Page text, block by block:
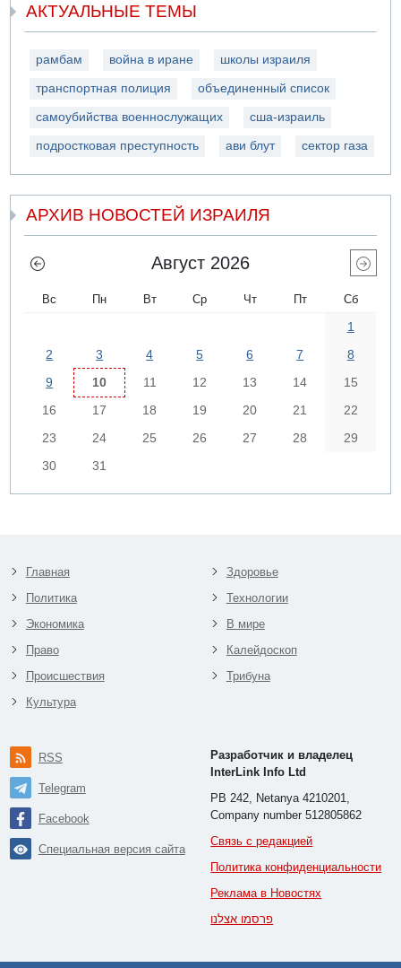
АКТУАЛЬНЫЕ ТЕМЫ
рамбам война в иране школы израиля
транспортная полиция объединенный список
самоубийства военнослужащих сша-израиль
подростковая преступность ави блут сектор газа
АРХИВ НОВОСТЕЙ ИЗРАИЛЯ
Август 2026
Вс Пн Вт Ср Чт Пт Сб
1
2
3 4 5 6 7
8
9
10 11 12 13 14
15
16
17 18 19 20 21
22
23
24 25 26 27 28
29
30
31
Главная
Политика
Экономика
Право
Происшествия
Культура
Здоровье
Технологии
В мире
Калейдоскоп
Трибуна
RSS
Telegram
Facebook
Специальная версия сайта
Разработчик и владелец
InterLink Info Ltd
PB 242, Netanya 4210201,
Company number 512805862
Связь с редакцией
Политика конфиденциальности
Реклама в Новостях
פרסמו אצלנו